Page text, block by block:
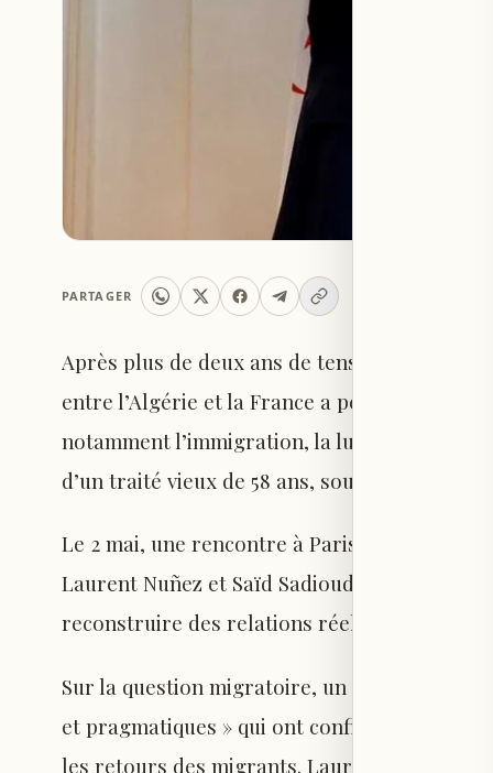
PARTAGER
Après plus de deux ans de tensions
entre l’Algérie et la France a permis de
notamment l’immigration, la lutte contre les
d’un traité vieux de 58 ans, source de
Le 2 mai, une rencontre à Paris entre les
Laurent Nuñez et Saïd Sadioud, a permis de
reconstruire des relations réelles », selon le
Sur la question migratoire, un communiqué
et pragmatiques » qui ont confirmé la
les retours des migrants. Laurent Nuñez a